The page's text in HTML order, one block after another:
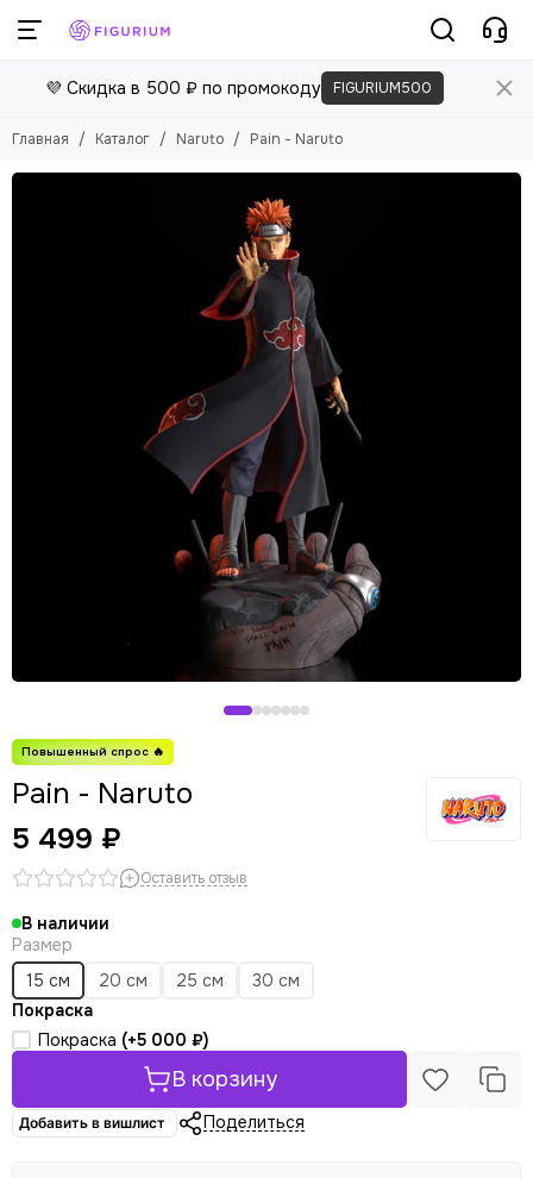
💜 Скидка в 500 ₽ по промокоду FIGURIUM500
Главная Каталог Naruto Pain - Naruto
Pain - Naruto
5 499 ₽
Оставить отзыв
В наличии
Размер
15 см
20 см 25 см
30 см
Покраска
Покраска (+5 000 ₽)
В корзину
Добавить в вишлист Поделиться